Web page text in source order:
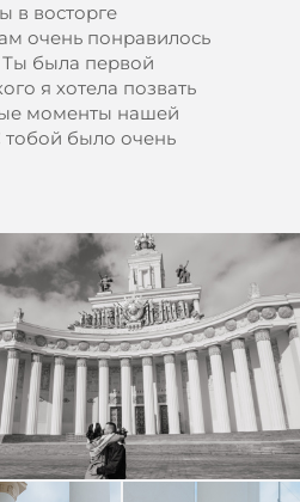
в восторге
очень понравилось
Ты была первой
я хотела позвать
моменты нашей
было очень